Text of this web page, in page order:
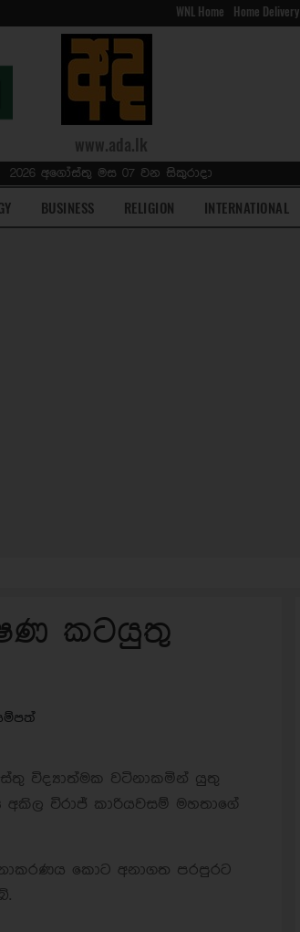
WNL Home Home Delivery
www.ada.lk
2026 අගෝස්තු මස 07 වන සිකුරාදා
BUSINESS RELIGION INTERNATIONAL
කටයුතු
විද්‍යාත්මක වටිනාකමින් යුතු
අකිල විරාජ් කාරියවසම් මහතාගේ
කොට අනාගත පරපුරට